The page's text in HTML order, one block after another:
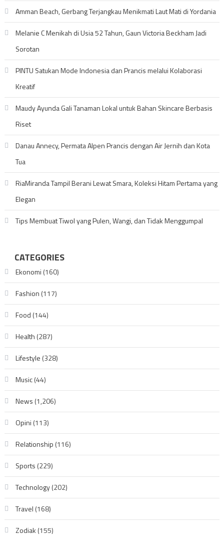
Amman Beach, Gerbang Terjangkau Menikmati Laut Mati di Yordania
Melanie C Menikah di Usia 52 Tahun, Gaun Victoria Beckham Jadi
Sorotan
PINTU Satukan Mode Indonesia dan Prancis melalui Kolaborasi
Kreatif
Maudy Ayunda Gali Tanaman Lokal untuk Bahan Skincare Berbasis
Riset
Danau Annecy, Permata Alpen Prancis dengan Air Jernih dan Kota
Tua
RiaMiranda Tampil Berani Lewat Smara, Koleksi Hitam Pertama yang
Elegan
Tips Membuat Tiwol yang Pulen, Wangi, dan Tidak Menggumpal
CATEGORIES
Ekonomi (160)
Fashion (117)
Food (144)
Health (287)
Lifestyle (328)
Music(44)
News (1,206)
Opini (113)
Relationship (116)
Sports (229)
Technology(202)
Travel (168)
Zodiak (155)